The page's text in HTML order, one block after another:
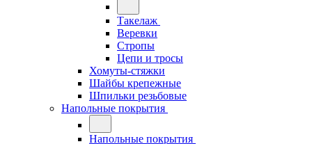
Такелаж
Веревки
Стропы
Цепи и тросы
Хомуты-стяжки
Шайбы крепежные
Шпильки резьбовые
Напольные покрытия
Напольные покрытия